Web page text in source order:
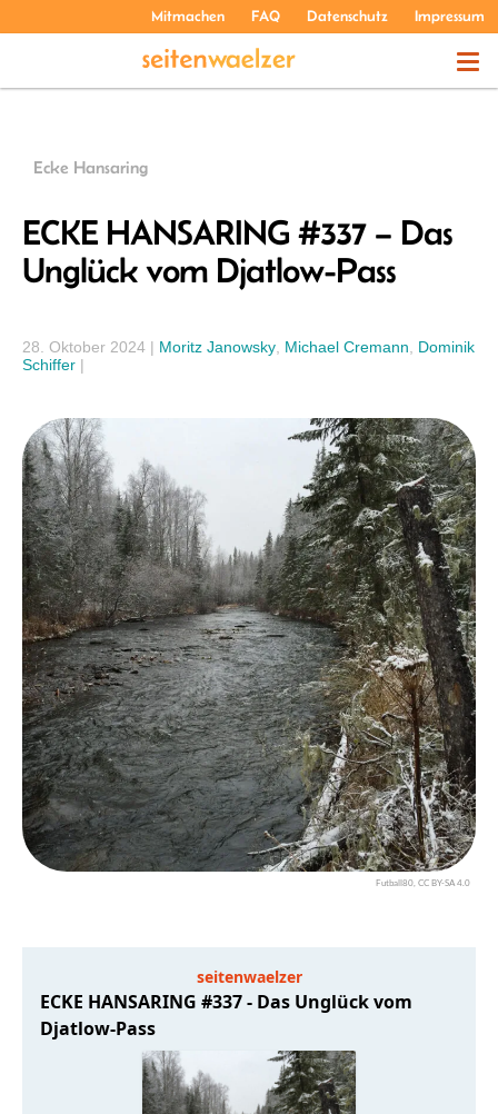
Mitmachen FAQ Datenschutz Impressum
ÜBER UNS
Ecke Hansaring
ECKE HANSARING #337 – Das
Unglück vom Djatlow-Pass
28. Oktober 2024 | Moritz Janowsky Michael Cremann
Dominik
Schiffer |
Futball80, CC BY-SA 4.0